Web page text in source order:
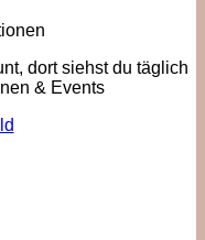
dort siehst du täglich
& Events